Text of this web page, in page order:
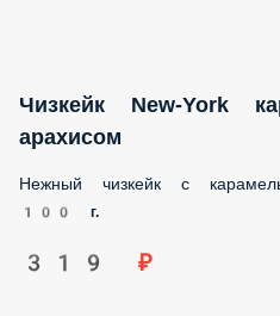
Чизкейк New-York
арахисом
Нежный чизкейк с карамелью и
100 г.
319 ₽